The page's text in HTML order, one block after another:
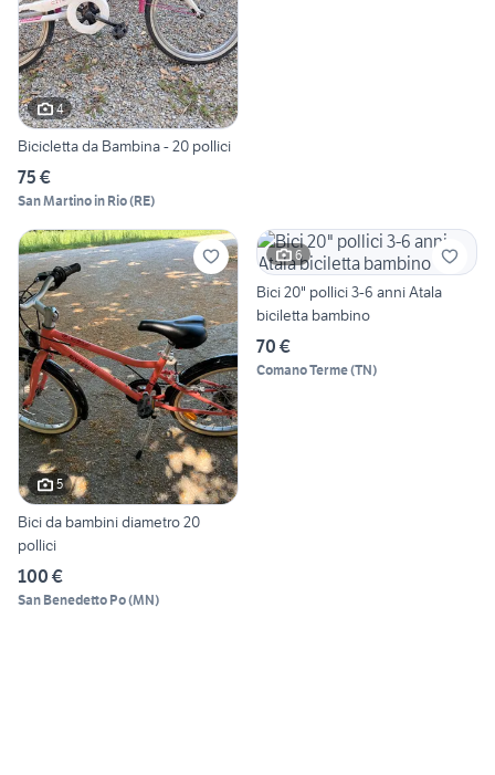
4
Bicicletta da Bambina - 20 pollici
75 €
San Martino in Rio(RE)
5
Bici da bambini diametro 20
pollici
100 €
San Benedetto Po(MN)
6
Bici 20" pollici 3-6 anni Atala
biciletta bambino
70 €
Comano Terme(TN)